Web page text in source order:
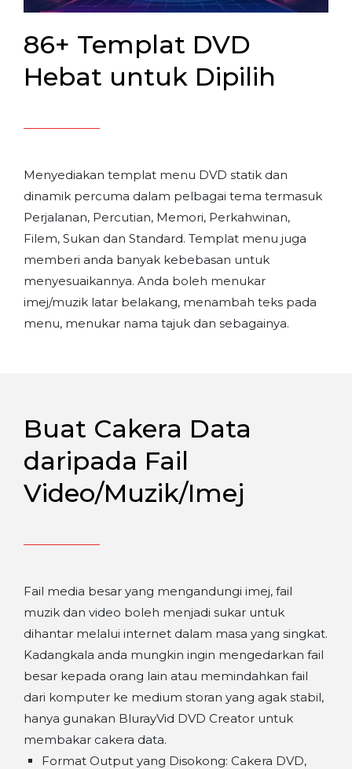
86+ Templat DVD
Hebat untuk Dipilih
Menyediakan templat menu DVD statik dan
dinamik percuma dalam pelbagai tema termasuk
Perjalanan, Percutian, Memori, Perkahwinan,
Filem, Sukan dan Standard. Templat menu juga
memberi anda banyak kebebasan untuk
menyesuaikannya. Anda boleh menukar
imej/muzik latar belakang, menambah teks pada
menu, menukar nama tajuk dan sebagainya.
Buat Cakera Data
daripada Fail
Video/Muzik/Imej
Fail media besar yang mengandungi imej, fail
muzik dan video boleh menjadi sukar untuk
dihantar melalui internet dalam masa yang singkat.
Kadangkala anda mungkin ingin mengedarkan fail
besar kepada orang lain atau memindahkan fail
dari komputer ke medium storan yang agak stabil,
hanya gunakan BlurayVid DVD Creator untuk
membakar cakera data.
Format Output yang Disokong: Cakera DVD,